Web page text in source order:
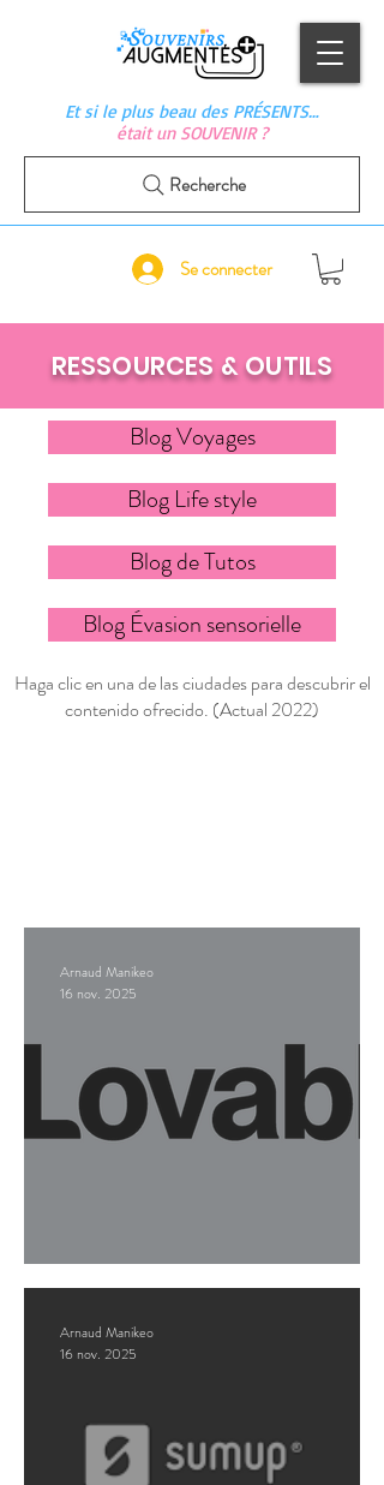
Et si le plus beau des PRÉSENTS…
était un SOUVENIR ?
Se connecter
Recherche
RESSOURCES & OUTILS
Blog Voyages
Blog Life style
Blog de Tutos
Blog Évasion sensorielle
Haga clic en una de las ciudades para descubrir el
contenido ofrecido. (Actual 2022)
Promos : LOVABLE
Arnaud Manikeo
16 nov. 2025
Arnaud Manikeo
16 nov. 2025